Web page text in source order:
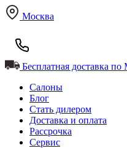
Москва
Бесплатная доставка по
Салоны
Блог
Стать дилером
Доставка и оплата
Рассрочка
Сервис